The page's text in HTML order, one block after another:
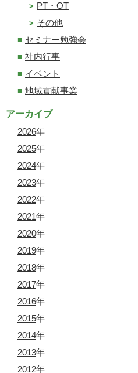
PT・OT
その他
セミナー勉強会
社内行事
イベント
地域貢献事業
アーカイブ
2026年
2025年
2024年
2023年
2022年
2021年
2020年
2019年
2018年
2017年
2016年
2015年
2014年
2013年
2012年